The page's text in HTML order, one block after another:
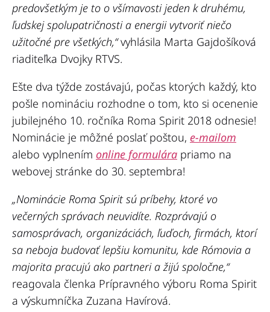
predovšetkým je to o všímavosti jeden k druhému,
ľudskej spolupatričnosti a energii vytvoriť niečo
užitočné pre všetkých,“vyhlásila Marta Gajdošíková
riaditeľka Dvojky RTVS.
Ešte dva týžde zostávajú, počas ktorých každý, kto
pošle nomináciu rozhodne o tom, kto si ocenenie
jubilejného 10. ročníka Roma Spirit 2018 odnesie!
Nominácie je môžné poslať poštou, e-mailom
alebo vyplnením online formulára priamo na
webovej stránke do 30. septembra!
„Nominácie Roma Spirit sú príbehy, ktoré vo
večerných správach neuvidíte. Rozprávajú o
samosprávach, organizáciách, ľuďoch, firmách, ktorí
sa neboja budovať lepšiu komunitu, kde Rómovia a
majorita pracujú ako partneri a žijú spoločne,“
reagovala členka Prípravného výboru Roma Spirit
a výskumníčka Zuzana Havírová.